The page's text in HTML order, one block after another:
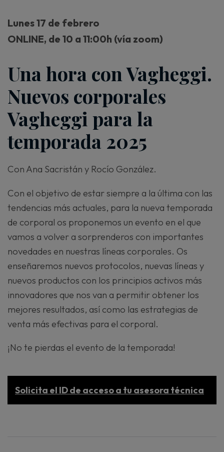
Lunes 17 de febrero
ONLINE, de 10 a 11:00h (vía zoom)
Una hora con Vagheggi.
Nuevos corporales
Vagheggi para la
temporada 2025
Con Ana Sacristán y Rocío González.
Con el objetivo de estar siempre a la última con las
tendencias más actuales, para la nueva temporada
de corporal os proponemos un evento en el que
vamos a volver a sorprenderos con importantes
novedades en nuestras líneas corporales. Os
enseñaremos nuevos protocolos, nuevas líneas y
nuevos productos con los principios activos más
innovadores que nos van a permitir obtener los
mejores resultados, así como las estrategias de
venta más efectivas para el corporal.
¡No te pierdas el evento de la temporada!
Solicita el ID de acceso a tu asesora técnica